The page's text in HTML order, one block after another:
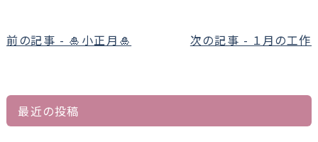
前
記
事
へ
前の記事 - 🎍小正月🎍 次の記事 - １月の工作
最近の投稿